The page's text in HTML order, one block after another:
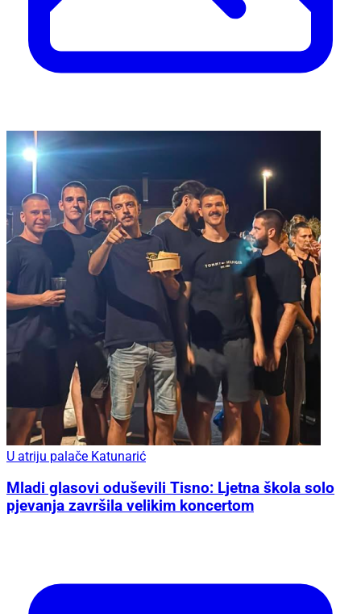
U atriju palače Katunarić
Mladi glasovi oduševili Tisno: Ljetna škola solo
pjevanja završila velikim koncertom